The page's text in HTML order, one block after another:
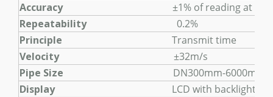
Accuracy
±1% of reading at rates
Repeatability0.2%
Principle Transmit time
Velocity±32m/s
Pipe Size DN300mm-6000mm
DisplayLCD with backlight, display